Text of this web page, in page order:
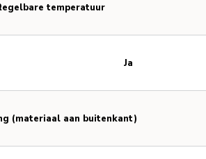
temperatuur
(materiaal aan buitenkant)
Ja